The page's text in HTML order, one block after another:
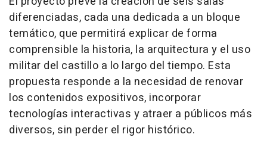
diferenciadas, cada una dedicada a un bloque
temático, que permitirá explicar de forma
comprensible la historia, la arquitectura y el uso
militar del castillo a lo largo del tiempo. Esta
propuesta responde a la necesidad de renovar
los contenidos expositivos, incorporar
tecnologías interactivas y atraer a públicos más
diversos, sin perder el rigor histórico.